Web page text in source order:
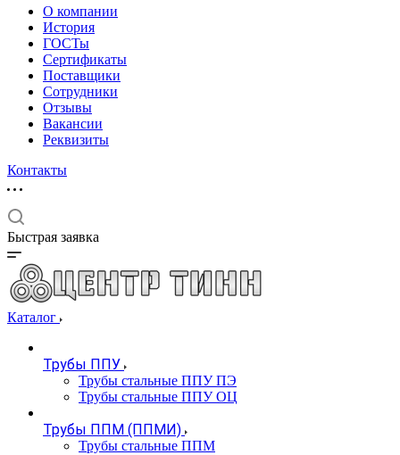
О компании
История
ГОСТы
Сертификаты
Поставщики
Сотрудники
Отзывы
Вакансии
Реквизиты
Контакты
Быстрая заявка
Каталог
Трубы ППУ
Трубы стальные ППУ ПЭ
Трубы стальные ППУ ОЦ
Трубы ППМ (ППМИ)
Трубы стальные ППМ